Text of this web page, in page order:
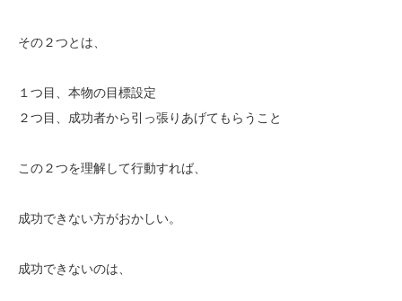
その２つとは、
１つ目、本物の目標設定
２つ目、成功者から引っ張りあげてもらうこと
この２つを理解して行動すれば、
成功できない方がおかしい。
成功できないのは、